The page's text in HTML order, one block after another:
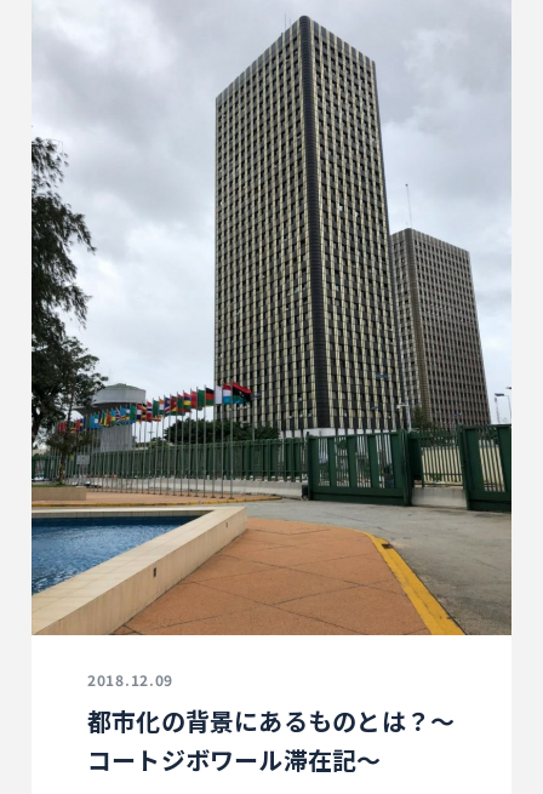
2018.12.09
都市化の背景にあるものとは？～
コートジボワール滞在記～